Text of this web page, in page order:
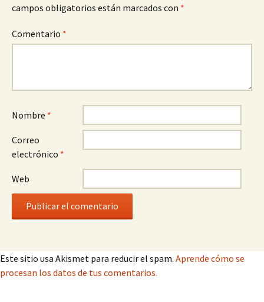
campos obligatorios están marcados con *
Comentario *
Nombre *
Correo
electrónico *
Web
Este sitio usa Akismet para reducir el spam. Aprende cómo se
procesan los datos de tus comentarios.